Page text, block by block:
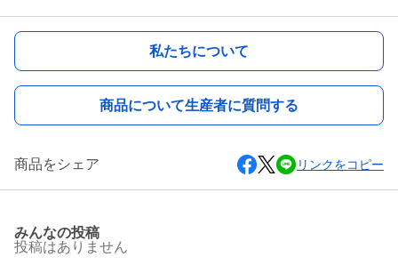
私たちについて
商品について生産者に質問する
商品をシェア リンクをコピー
みんなの投稿
投稿はありません